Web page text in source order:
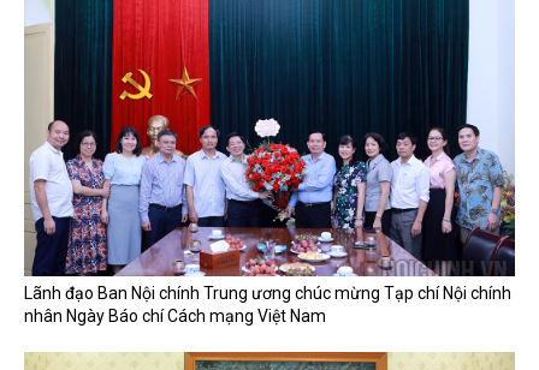
Lãnh đạo Ban Nội chính Trung ương chúc mừng Tạp chí Nội chính
nhân Ngày Báo chí Cách mạng Việt Nam